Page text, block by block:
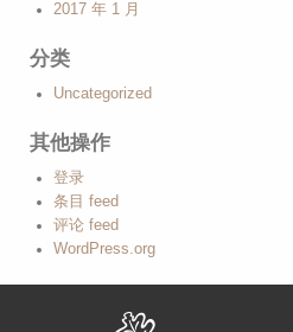
2017 年 1 月
分类
Uncategorized
其他操作
登录
条目 feed
评论 feed
WordPress.org